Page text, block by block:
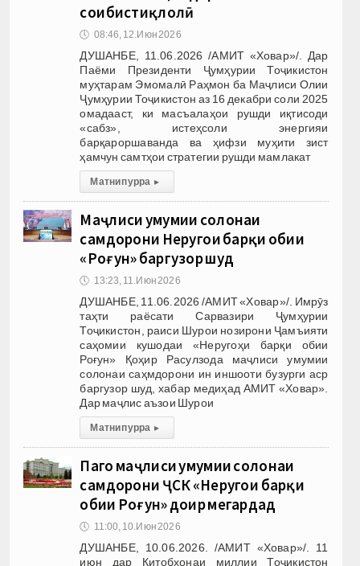
соҳибистиқлолӣ
🕔 08:46, 12.Июн 2026
ДУШАНБЕ, 11.06.2026 /АМИТ «Ховар»/. Дар
Паёми Президенти Ҷумҳурии Тоҷикистон
муҳтарам Эмомалӣ Раҳмон ба Маҷлиси Олии
Ҷумҳурии Тоҷикистон аз 16 декабри соли 2025
омадааст, ки масъалаҳои рушди иқтисоди
«сабз», истеҳсоли энергияи
барқароршаванда ва ҳифзи муҳити зист
ҳамчун самтҳои стратегии рушди мамлакат
Матни пурра ▸
Маҷлиси умумии солонаи
саҳмдорони Неругоҳи барқи обии
«Роғун» баргузор шуд
🕔 13:23, 11.Июн 2026
ДУШАНБЕ, 11.06.2026 /АМИТ «Ховар»/. Имрӯз
таҳти раёсати Сарвазири Ҷумҳурии
Тоҷикистон, раиси Шурои нозирони Ҷамъияти
саҳомии кушодаи «Неругоҳи барқи обии
Роғун» Қоҳир Расулзода маҷлиси умумии
солонаи саҳмдорони ин иншооти бузурги аср
баргузор шуд, хабар медиҳад АМИТ «Ховар».
Дар маҷлис аъзои Шурои
Матни пурра ▸
Пагоҳ маҷлиси умумии солонаи
саҳмдорони ҶСК «Неругоҳи барқи
обии Роғун» доир мегардад
🕔 11:00, 10.Июн 2026
ДУШАНБЕ, 10.06.2026. /АМИТ «Ховар»/. 11
июн дар Китобхонаи миллии Тоҷикистон